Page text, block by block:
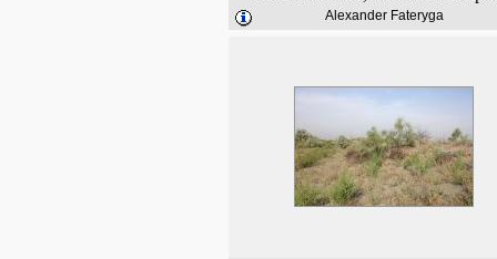
Alexander Fateryga